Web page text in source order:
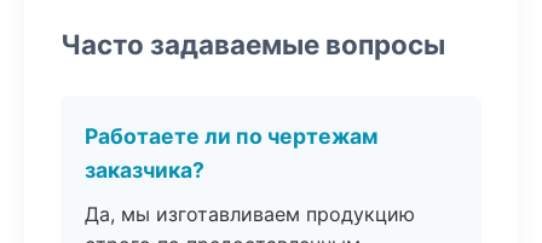
Часто задаваемые вопросы
Работаете ли по чертежам
заказчика?
Да, мы изготавливаем продукцию